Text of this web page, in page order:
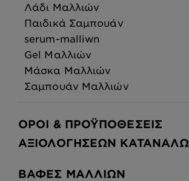
Λάδι Μαλλιών
Παιδικά Σαμπουάν
serum-malliwn
Gel Μαλλιών
Μάσκα Μαλλιών
Σαμπουάν Μαλλιών
ΌΡΟΙ & ΠΡΟΫΠΟΘΈΣΕΙΣ
ΑΞΙΟΛΟΓΉΣΕΩΝ
ΒΑΦΈΣ ΜΑΛΛΙΏΝ